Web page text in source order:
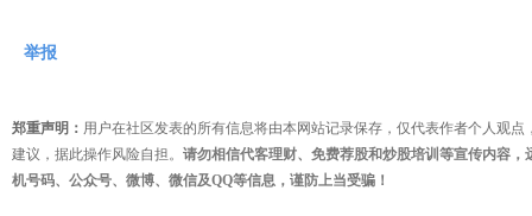
举报
郑重声明： 用户在社区发表的所有信息将由本网站记录保存，仅代表作者个人观
建议，据此操作风险自担。 请勿相信代客理财、免费荐股和炒股培训等宣传内容
机号码、公众号、微博、微信及QQ等信息，谨防上当受骗！